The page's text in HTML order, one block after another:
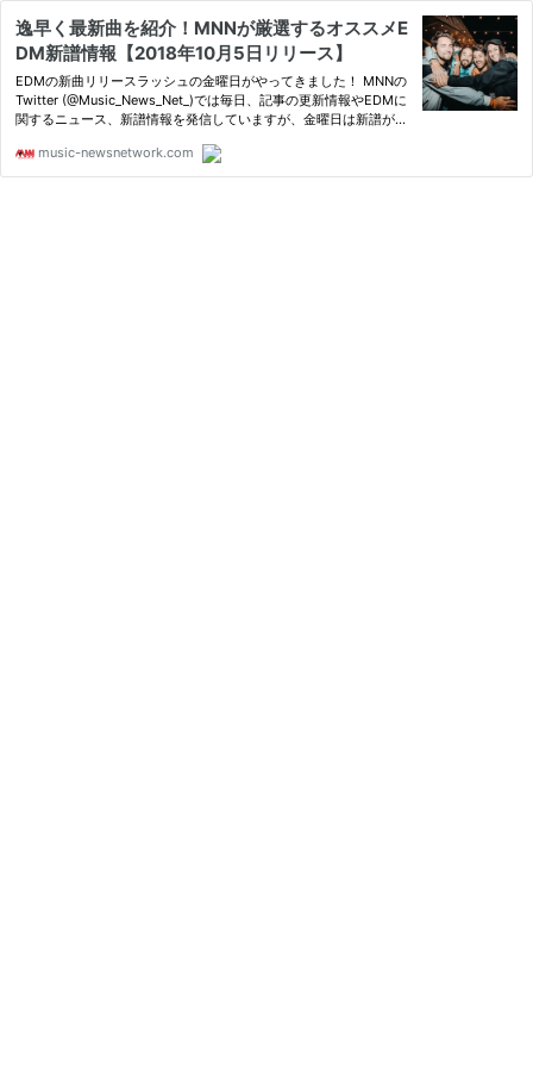
逸早く最新曲を紹介！MNNが厳選するオススメE
DM新譜情報【2018年10月5日リリース】
EDMの新曲リリースラッシュの金曜日がやってきました！ MNNの
Twitter (@Music_News_Net_)では毎日、記事の更新情報やEDMに
関するニュース、新譜情報を発信していますが、金曜日は新譜が多
music-newsnetwork.com